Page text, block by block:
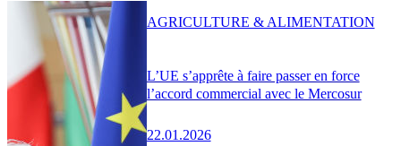
L’UE s’apprête à faire passer en force
l’accord commercial avec le Mercosur
22.01.2026
AGRICULTURE & ALIMENTATION